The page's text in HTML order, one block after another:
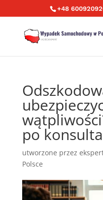
+48
po
utworzone przez
Polsce